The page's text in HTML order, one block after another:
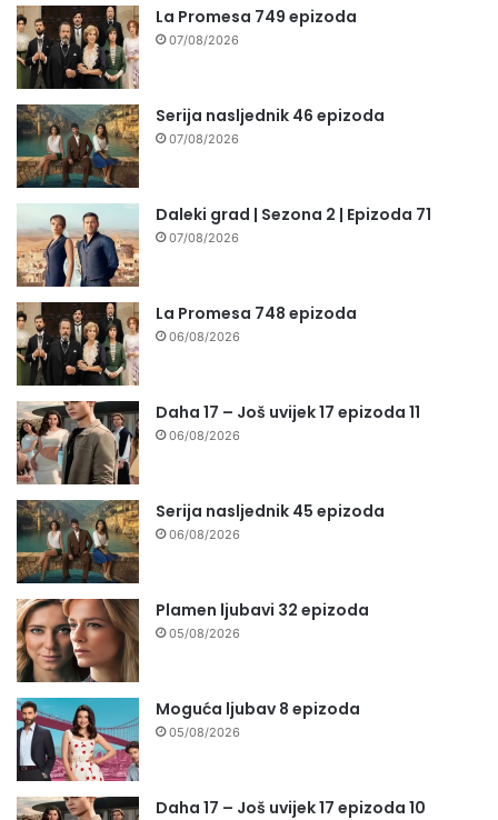
La Promesa 749 epizoda
07/08/2026
Serija nasljednik 46 epizoda
07/08/2026
Daleki grad | Sezona 2 | Epizoda 71
07/08/2026
La Promesa 748 epizoda
06/08/2026
Daha 17 – Još uvijek 17 epizoda 11
06/08/2026
Serija nasljednik 45 epizoda
06/08/2026
Plamen ljubavi 32 epizoda
05/08/2026
Moguća ljubav 8 epizoda
05/08/2026
Daha 17 – Još uvijek 17 epizoda 10